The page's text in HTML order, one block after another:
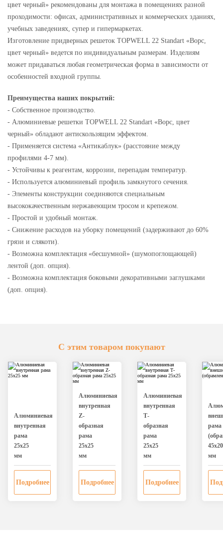
цвет черный» рекомендованы для монтажа в помещениях разной
проходимости: офисах, административных и коммерческих зданиях,
учебных заведениях, супер и гипермаркетах.
Изготовление придверных решеток TOPWELL 22 Standart «Ворс,
цвет черный» ведется по индивидуальным размерам. Изделиям
может придаваться любая геометрическая форма в зависимости от
особенностей входной группы.
Преимущества наших покрытий:
- Собственное производство.
- Алюминиевые решетки TOPWELL 22 Standart «Ворс, цвет
черный» обладают антискользящим эффектом.
- Применяется система «Антикаблук» (расстояние между
профилями 4-7 мм).
- Устойчивы к реагентам, коррозии, перепадам температур.
- Используется алюминиевый профиль замкнутого сечения.
- Элементы конструкции соединяются специальным
высококачественным нержавеющим тросом и крепежом.
- Простой и удобный монтаж.
- Снижение расходов на уборку помещений (задерживают до 60%
грязи и слякоти).
- Возможна комплектация «бесшумной» (шумопоглощающей)
лентой (доп. опция).
- Возможна комплектация боковыми декоративными заглушками
(доп. опция).
С этим товаром покупают
Алюминиевая
внутренная
рама
25х25
мм
Подробнее
Алюминиевая
внутренная
Z-
образная
рама
25х25
мм
Подробнее
Алюминиевая
внутренная
Т-
образная
рама
25х25
мм
Подробнее
рама
45х20
мм